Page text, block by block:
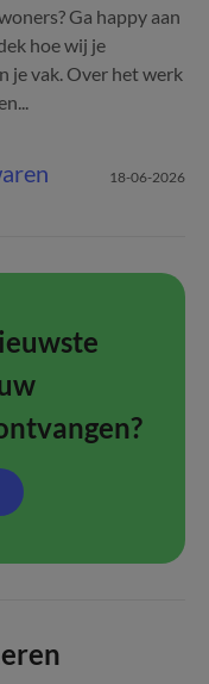
Ga happy aan
hoe wij je
je vak. Over het werk
18-06-2026